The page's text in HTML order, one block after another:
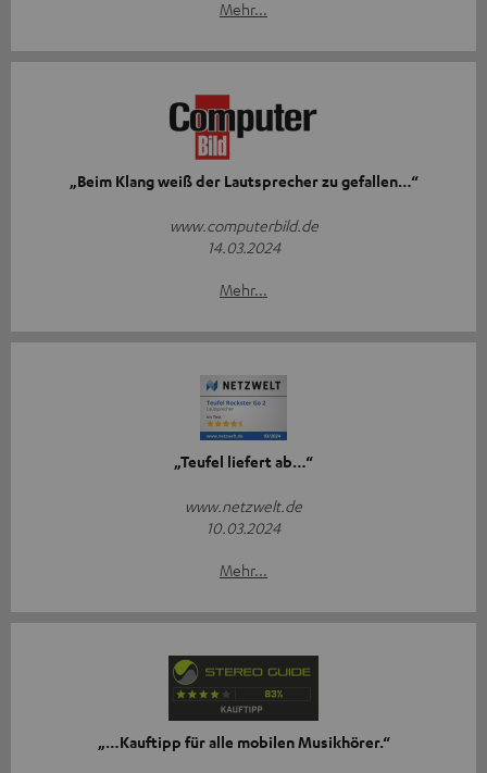
Mehr...
„Beim Klang weiß der Lautsprecher zu gefallen…“
www.computerbild.de
14.03.2024
Mehr...
„Teufel liefert ab…“
www.netzwelt.de
10.03.2024
Mehr...
„…Kauftipp für alle mobilen Musikhörer.“